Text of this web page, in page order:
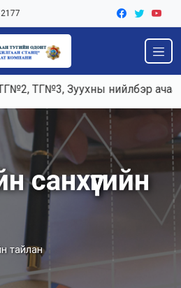
Зуухны нийлбэр ачаалал
санхүүгийн
тайлан